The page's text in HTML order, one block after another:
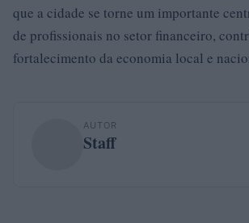
que a cidade se torne um importante
de profissionais no setor financeiro,
fortalecimento da economia local e
AUTOR
Staff